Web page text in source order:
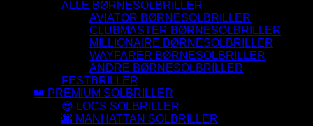
ALLE BØRNESOLBRILLER
AVIATOR BØRNESOLBRILLER
CLUBMASTER BØRNESOLBRILLER
MILLIONAIRE BØRNESOLBRILLER
WAYFARER BØRNESOLBRILLER
ANDRE BØRNESOLBRILLER
FESTBRILLER
👑 PREMIUM SOLBRILLER
😎 LOCS SOLBRILLER
🌆 MANHATTAN SOLBRILLER